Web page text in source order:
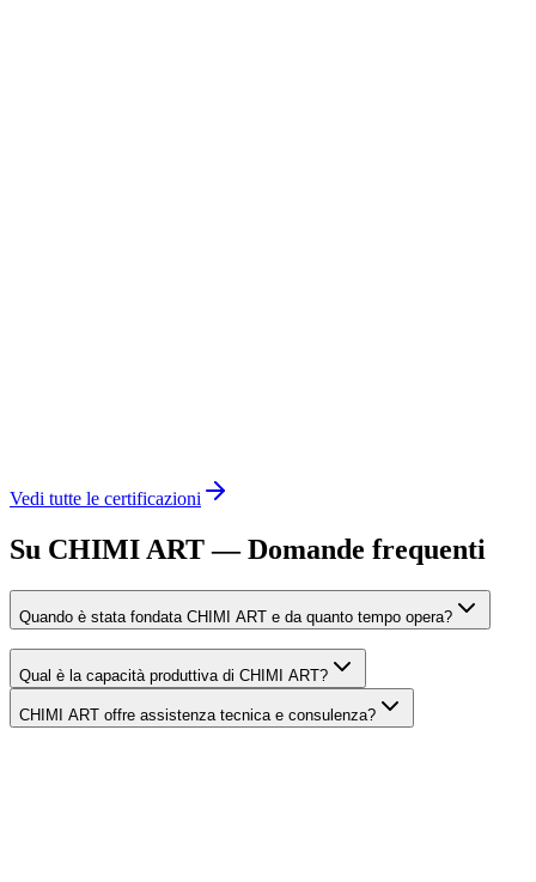
Vedi tutte le certificazioni
Su CHIMI ART — Domande frequenti
Quando è stata fondata CHIMI ART e da quanto tempo opera?
Qual è la capacità produttiva di CHIMI ART?
CHIMI ART offre assistenza tecnica e consulenza?